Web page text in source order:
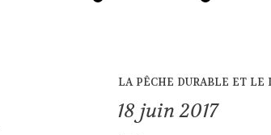
la pêche durable et le
18 juin 2017